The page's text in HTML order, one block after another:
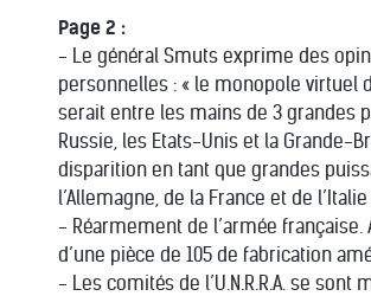
Page 2 :
- Le général Smuts exprime des
personnelles : « le monopole virtuel
serait entre les mains de 3 grandes
Russie, les Etats-Unis et la Grande-
disparition en tant que grandes
l’Allemagne, de la France et de l’Italie
- Réarmement de l’armée française.
d’une pièce de 105 de fabrication
- Les comités de l’U.N.R.R.A. se sont